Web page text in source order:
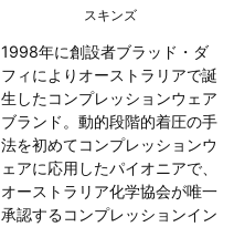
スキンズ
1998年に創設者ブラッド・ダ
フィによりオーストラリアで誕
生したコンプレッションウェア
ブランド。動的段階的着圧の手
法を初めてコンプレッションウ
ェアに応用したパイオニアで、
オーストラリア化学協会が唯一
承認するコンプレッションイン